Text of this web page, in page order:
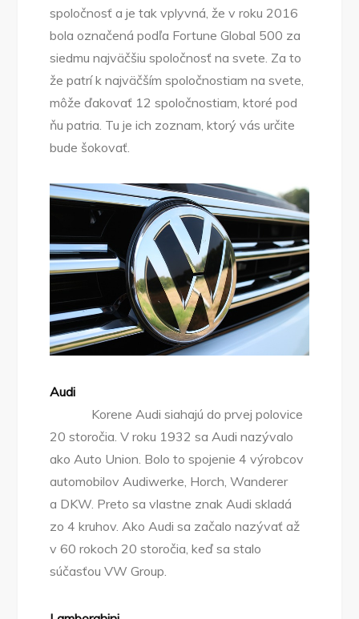
spoločnosť a je tak vplyvná, že v roku 2016
bola označená podľa Fortune Global 500 za
siedmu najväčšiu spoločnosť na svete. Za to
že patrí k najväčším spoločnostiam na svete,
môže ďakovať 12 spoločnostiam, ktoré pod
ňu patria. Tu je ich zoznam, ktorý vás určite
bude šokovať.
Audi
Korene Audi siahajú do prvej polovice
20 storočia. V roku 1932 sa Audi nazývalo
ako Auto Union. Bolo to spojenie 4 výrobcov
automobilov Audiwerke, Horch, Wanderer
a DKW. Preto sa vlastne znak Audi skladá
zo 4 kruhov. Ako Audi sa začalo nazývať až
v 60 rokoch 20 storočia, keď sa stalo
súčasťou VW Group.